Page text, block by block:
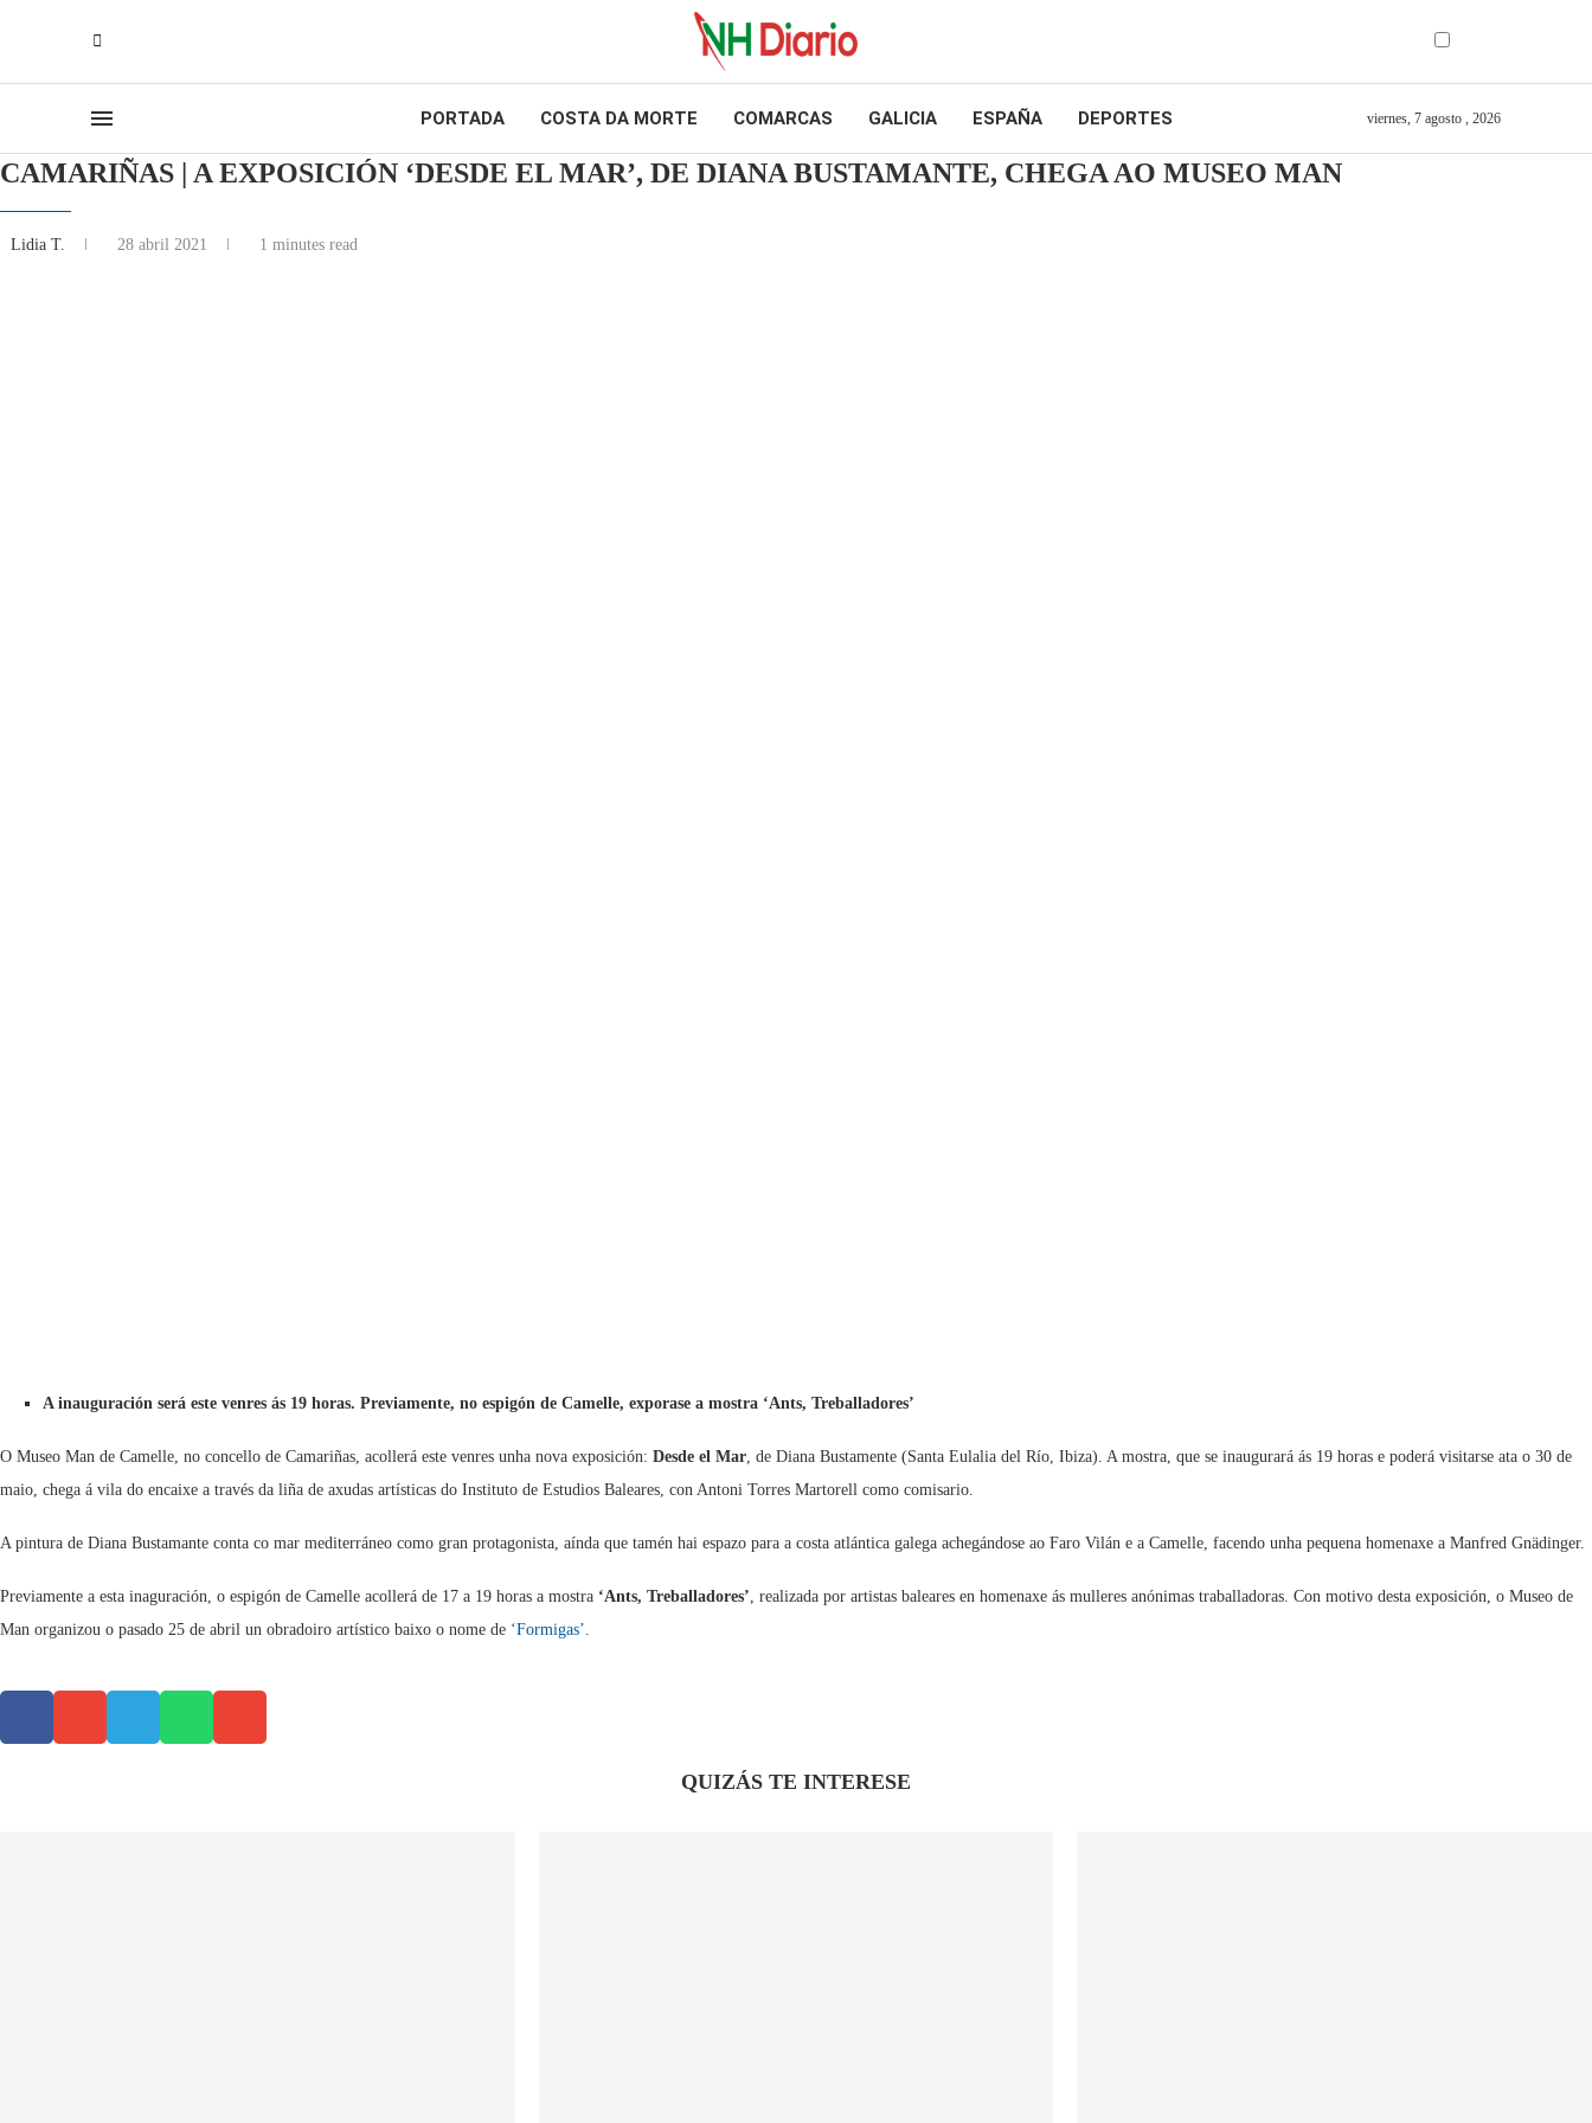
PORTADA COSTA DA MORTE COMARCAS GALICIA ESPAÑA DEPORTES viernes, 7 agosto , 2026
CAMARIÑAS | A EXPOSICIÓN ‘DESDE EL MAR’, DE DIANA BUSTAMANTE, CHEGA AO MUSEO MAN
Lidia T. 28 abril 2021 1 minutes read
A inauguración será este venres ás 19 horas. Previamente, no espigón de Camelle, exporase a mostra ‘Ants, Treballadores’
O Museo Man de Camelle, no concello de Camariñas, acollerá este venres unha nova exposición: Desde el Mar, de Diana Bustamente (Santa Eulalia del Río, Ibiza). A mostra, que se inaugurará ás 19 horas e poderá visitarse ata o 30 de
maio, chega á vila do encaixe a través da liña de axudas artísticas do Instituto de Estudios Baleares, con Antoni Torres Martorell como comisario.
A pintura de Diana Bustamante conta co mar mediterráneo como gran protagonista, aínda que tamén hai espazo para a costa atlántica galega achegándose ao Faro Vilán e a Camelle, facendo unha pequena homenaxe a Manfred Gnädinger.
Previamente a esta inaguración, o espigón de Camelle acollerá de 17 a 19 horas a mostra ‘Ants, Treballadores’, realizada por artistas baleares en homenaxe ás mulleres anónimas traballadoras. Con motivo desta exposición, o Museo de
Man organizou o pasado 25 de abril un obradoiro artístico baixo o nome de ‘Formigas’.
QUIZÁS TE INTERESE